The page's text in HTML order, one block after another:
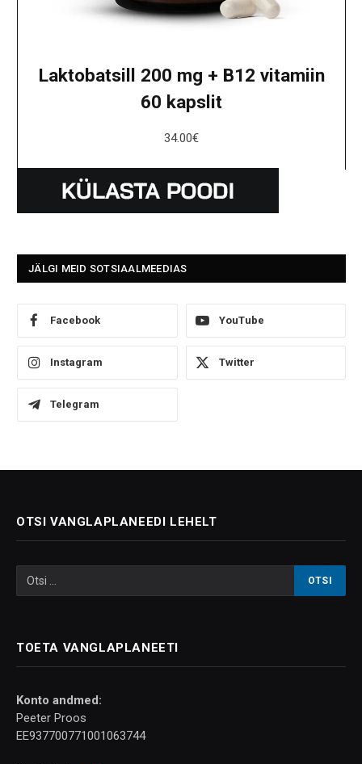
Laktobatsill 200 mg + B12 vitamiin
60 kapslit
34.00€
JÄLGI MEID SOTSIAALMEEDIAS
Facebook YouTube
Instagram Twitter
Telegram
OTSI VANGLAPLANEEDI LEHELT
TOETA VANGLAPLANEETI
Konto andmed:
Peeter Proos
EE937700771001063744